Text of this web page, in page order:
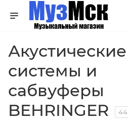
Акустические
системы и
сабвуферы
BEHRINGER
44